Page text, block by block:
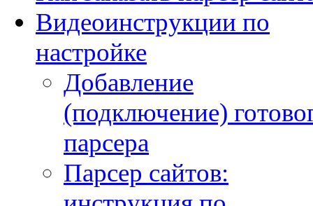
Видеоинструкции по
настройке
Добавление
(подключение)
парсера
Парсер сайтов: